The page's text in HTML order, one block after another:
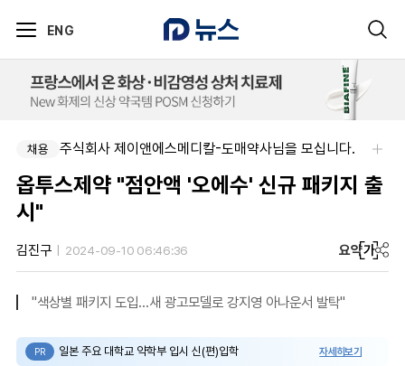
ENG
채용 주식회사 제이앤에스메디칼-도매약사님을 모십니다.
옵투스제약 "점안액 '오에수' 신규 패키지 출
시"
김진구 2024-09-10 06:46:36 요약가
"색상별 패키지 도입…새 광고모델로 강지영 아나운서 발탁"
PR 일본 주요 대학교 약학부 입시 신(편)입학 자세히보기